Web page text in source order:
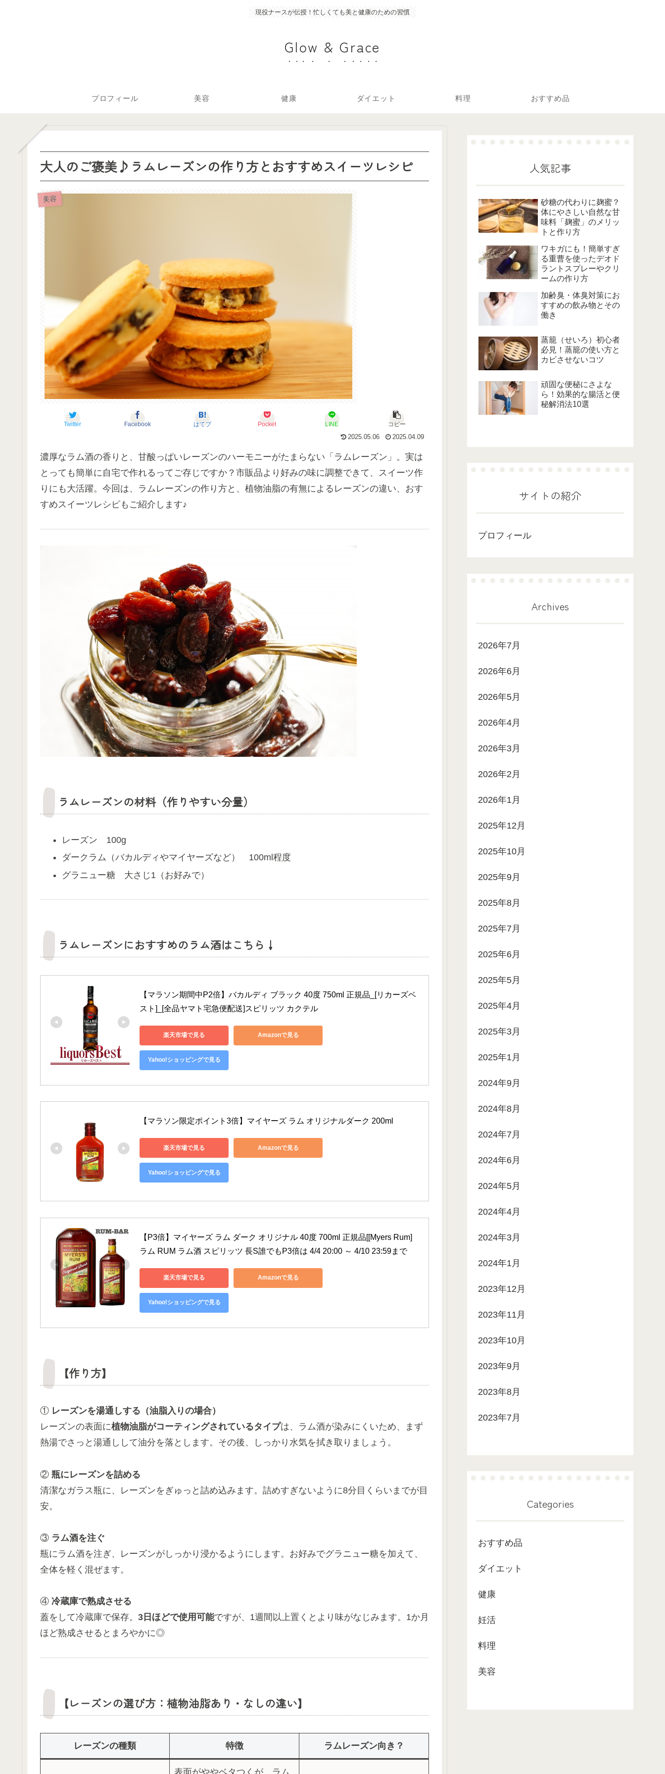
現役ナースが伝授！忙しくても美と健康のための習慣
Glow & Grace
プロフィール 美容 健康 ダイエット 料理 おすすめ品
大人のご褒美♪ラムレーズンの作り方とおすすめスイーツレシピ
美容
Twitter Facebook はてブ Pocket LINE
コピー
2025.05.06
2025.04.09
濃厚なラム酒の香りと、甘酸っぱいレーズンのハーモニーがたまらない「ラムレーズン」。実は
とっても簡単に自宅で作れるってご存じですか？市販品より好みの味に調整できて、スイーツ作
りにも大活躍。今回は、ラムレーズンの作り方と、植物油脂の有無によるレーズンの違い、おす
すめスイーツレシピもご紹介します♪
ラムレーズンの材料（作りやすい分量）
レーズン 100g
ダークラム（バカルディやマイヤーズなど） 100ml程度
グラニュー糖 大さじ1（お好みで）
ラムレーズンにおすすめのラム酒はこちら↓
【マラソン期間中P2倍】バカルディ ブラック 40度 750ml 正規品_[リカーズベ
スト]_[全品ヤマト宅急便配送]スピリッツ カクテル
楽天市場で見る Amazonで見る
Yahoo!ショッピングで見る
【マラソン限定ポイント3倍】マイヤーズ ラム オリジナルダーク 200ml
楽天市場で見る Amazonで見る
Yahoo!ショッピングで見る
【P3倍】マイヤーズ ラム ダーク オリジナル 40度 700ml 正規品[[Myers Rum]
ラム RUM ラム酒 スピリッツ 長S誰でもP3倍は 4/4 20:00 ～ 4/10 23:59まで
楽天市場で見る Amazonで見る
Yahoo!ショッピングで見る
【作り方】
① レーズンを湯通しする（油脂入りの場合）
レーズンの表面に植物油脂がコーティングされているタイプは、ラム酒が染みにくいため、まず
熱湯でさっと湯通しして油分を落とします。その後、しっかり水気を拭き取りましょう。
② 瓶にレーズンを詰める
清潔なガラス瓶に、レーズンをぎゅっと詰め込みます。詰めすぎないように8分目くらいまでが目
安。
③ ラム酒を注ぐ
瓶にラム酒を注ぎ、レーズンがしっかり浸かるようにします。お好みでグラニュー糖を加えて、
全体を軽く混ぜます。
④ 冷蔵庫で熟成させる
蓋をして冷蔵庫で保存。 3日ほどで使用可能ですが、1週間以上置くとより味がなじみます。1か月
ほど熟成させるとまろやかに◎
【レーズンの選び方：植物油脂あり・なしの違い】
レーズンの種類 特徴 ラムレーズン向き？
人気記事
砂糖の代わりに麹蜜？
体にやさしい自然な甘
味料「麹蜜」のメリッ
トと作り方
ワキガにも！簡単すぎ
る重曹を使ったデオド
ラントスプレーやクリ
ームの作り方
加齢臭・体臭対策にお
すすめの飲み物とその
働き
蒸籠（せいろ）初心者
必見！蒸籠の使い方と
カビさせないコツ
頑固な便秘にさよな
ら！効果的な腸活と便
秘解消法10選
サイトの紹介
プロフィール
Archives
2026年7月
2026年6月
2026年5月
2026年4月
2026年3月
2026年2月
2026年1月
2025年12月
2025年10月
2025年9月
2025年8月
2025年7月
2025年6月
2025年5月
2025年4月
2025年3月
2025年1月
2024年9月
2024年8月
2024年7月
2024年6月
2024年5月
2024年4月
2024年3月
2024年1月
2023年12月
2023年11月
2023年10月
2023年9月
2023年8月
2023年7月
Categories
おすすめ品
ダイエット
健康
妊活
料理
美容